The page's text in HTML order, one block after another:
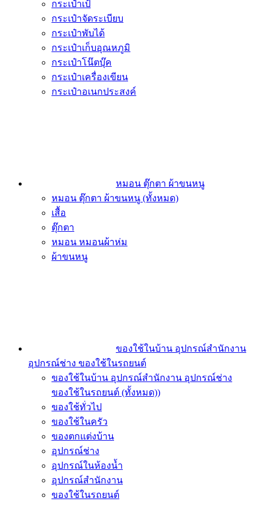
กระเป๋าเป้
กระเป๋าจัดระเบียบ
กระเป๋าพับได้
กระเป๋าเก็บอุณหภูมิ
กระเป๋าโน๊ตบุ๊ค
กระเป๋าเครื่องเขียน
กระเป๋าอเนกประสงค์
หมอน ตุ๊กตา ผ้าขนหนู
หมอน ตุ๊กตา ผ้าขนหนู (ทั้งหมด)
เสื้อ
ตุ๊กตา
หมอน หมอนผ้าห่ม
ผ้าขนหนู
ของใช้ในบ้าน อุปกรณ์สำนักงาน
อุปกรณ์ช่าง ของใช้ในรถยนต์
ของใช้ในบ้าน อุปกรณ์สำนักงาน อุปกรณ์ช่าง
ของใช้ในรถยนต์ (ทั้งหมด))
ของใช้ทั่วไป
ของใช้ในครัว
ของตกแต่งบ้าน
อุปกรณ์ช่าง
อุปกรณ์ในห้องน้ำ
อุปกรณ์สำนักงาน
ของใช้ในรถยนต์